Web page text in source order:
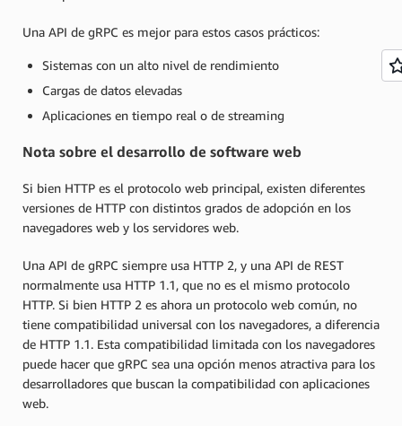
Una API de gRPC es mejor para estos casos prácticos:
Sistemas con un alto nivel de rendimiento
Cargas de datos elevadas
Aplicaciones en tiempo real o de streaming
Nota sobre el desarrollo de software web
Si bien HTTP es el protocolo web principal, existen diferentes
versiones de HTTP con distintos grados de adopción en los
navegadores web y los servidores web.
Una API de gRPC siempre usa HTTP 2, y una API de REST
normalmente usa HTTP 1.1, que no es el mismo protocolo
HTTP. Si bien HTTP 2 es ahora un protocolo web común, no
tiene compatibilidad universal con los navegadores, a diferencia
de HTTP 1.1. Esta compatibilidad limitada con los navegadores
puede hacer que gRPC sea una opción menos atractiva para los
desarrolladores que buscan la compatibilidad con aplicaciones
web.